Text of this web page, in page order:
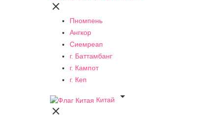

Пномпень
Ангкор
Сиемреап
г. Баттамбанг
г. Кампот
г. Кеп
Китай

